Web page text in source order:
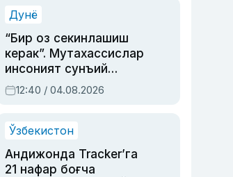
синовларга тўла ҳаёти
Дунё
“Бир оз секинлашиш
керак”. Мутахассислар
инсоният сунъий
интеллектни бошқара
олмай қолишидан
12:40 / 04.08.2026
Ўзбекистон
Андижонда Tracker’га
21 нафар боғча